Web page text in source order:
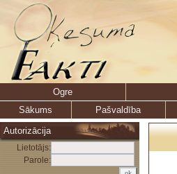
Ogre
Sākums
Pašvaldība
Autorizācija
Lietotājs:
Parole: